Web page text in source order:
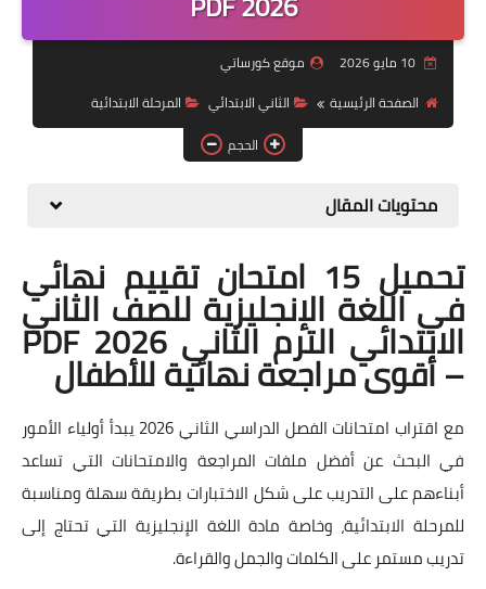
موضوعات
تكنولوجيا
صحة
10 مايو 2026
موقع كورساتي
الصفحة الرئيسية
الثاني الابتدائي
المرحلة الابتدائية
الحجم
محتويات المقال
تحميل 15 امتحان تقييم نهائي
في اللغة الإنجليزية للصف الثاني
الابتدائي الترم الثاني 2026 PDF
– أقوى مراجعة نهائية للأطفال
مع اقتراب امتحانات الفصل الدراسي الثاني 2026 يبدأ أولياء الأمور
في البحث عن أفضل ملفات المراجعة والامتحانات التي تساعد
أبناءهم على التدريب على شكل الاختبارات بطريقة سهلة ومناسبة
للمرحلة الابتدائية، وخاصة مادة اللغة الإنجليزية التي تحتاج إلى
تدريب مستمر على الكلمات والجمل والقراءة.